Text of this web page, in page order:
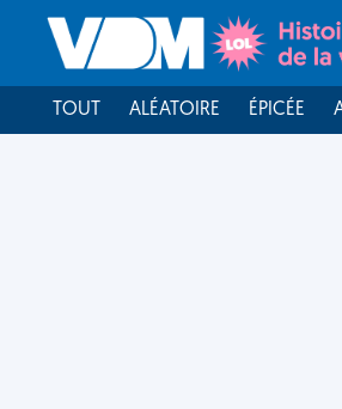
TOUT ALÉATOIRE ÉPICÉE